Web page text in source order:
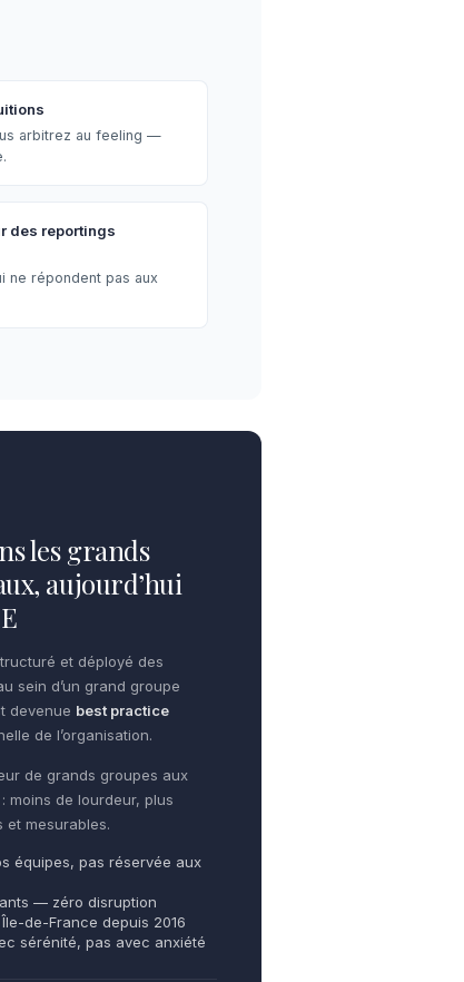
arbitrez au feeling —
des reportings
ne répondent pas aux
les grands
aujourd’hui
et déployé des
sein d’un grand groupe
devenue best practice
de l’organisation.
de grands groupes aux
moins de lourdeur, plus
et mesurables.
équipes, pas réservée aux
— zéro disruption
de-France depuis 2016
sérénité, pas avec anxiété